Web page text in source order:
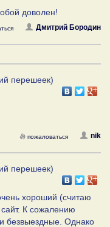
доволен!
Дмитрий Бородин
перешеек)
nik
пожаловаться
перешеек)
хороший (считаю
К сожалению
безвыездные. Однако